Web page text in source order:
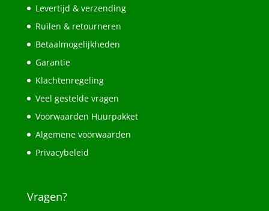
Levertijd & verzending
Ruilen & retourneren
Betaalmogelijkheden
Garantie
Klachtenregeling
Veel gestelde vragen
Voorwaarden Huurpakket
Algemene voorwaarden
Privacybeleid
Vragen?